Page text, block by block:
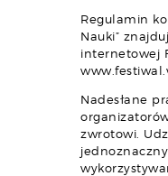
Regulamin
Nauki”
internetowej
Nadesłane
zwrotowi.